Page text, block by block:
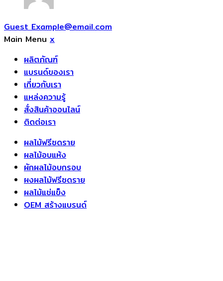
Guest Example@email.com
Main Menu x
ผลิตภัณฑ์
แบรนด์ของเรา
เกี่ยวกับเรา
แหล่งความรู้
สั่งสินค้าออนไลน์
ติดต่อเรา
ผลไม้ฟรีซดราย
ผลไม้อบแห้ง
ผักผลไม้อบกรอบ
ผงผลไม้ฟรีซดราย
ผลไม้แช่แข็ง
OEM สร้างแบรนด์